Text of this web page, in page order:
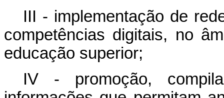
III - implementação de
competências digitais, no
educação superior;
IV - promoção,